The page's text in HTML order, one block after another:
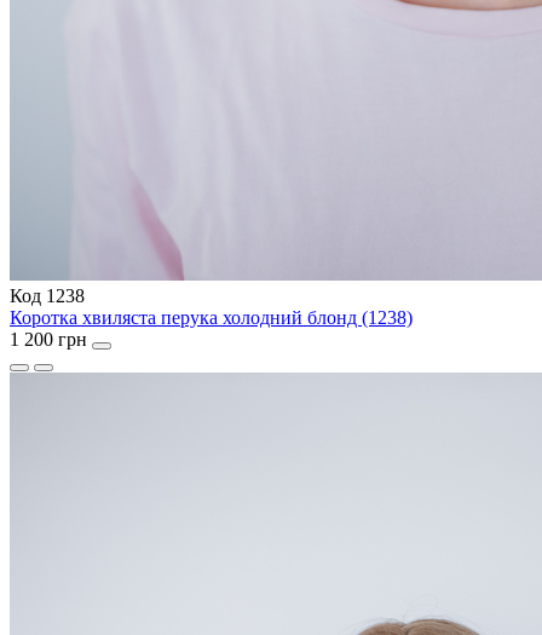
Код 1238
Коротка хвиляста перука холодний блонд (1238)
1 200 грн